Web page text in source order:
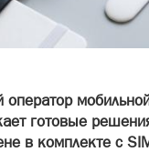
оператор
готовые
в комплекте с